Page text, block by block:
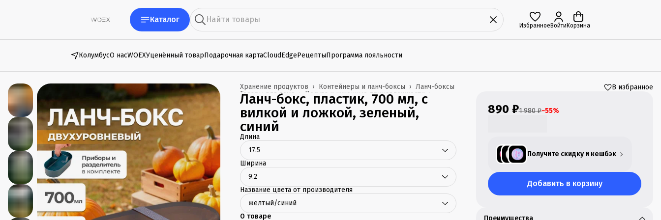
Каталог
Избранное Войти Корзина
КолумбусО насWOEXУценённый товарПодарочная картаCloudEdgeРецептыПрограмма лояльности
Ланч-боксы
Контейнеры и ланч-боксы ›
Хранение продуктов ›
Посуда и кухонные принадлежности ›
Товары для дома ›
Главная
Ланч-бокс, пластик, 700 мл, с
вилкой и ложкой, зеленый,
синий
Длина
17.5
Ширина
9.2
Название цвета от производителя
желтый/синий
О товаре
В избранное
890 ₽1 980 ₽−55%
Получите скидку и кешбэк
Добавить в корзину
Преимущества